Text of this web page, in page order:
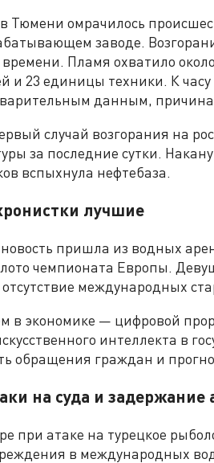
Тюмени омрачилось
заводе.
времени. Пламя охватило
и 23 единицы техники. К
данным,
случай возгорания на
за последние сутки.
вспыхнула нефтебаза.
лучшие
пришла из водных
чемпионата Европы.
международных
в экономике — цифровой
интеллекта в
обращения граждан и
на суда и задержание
при атаке на турецкое
в международных